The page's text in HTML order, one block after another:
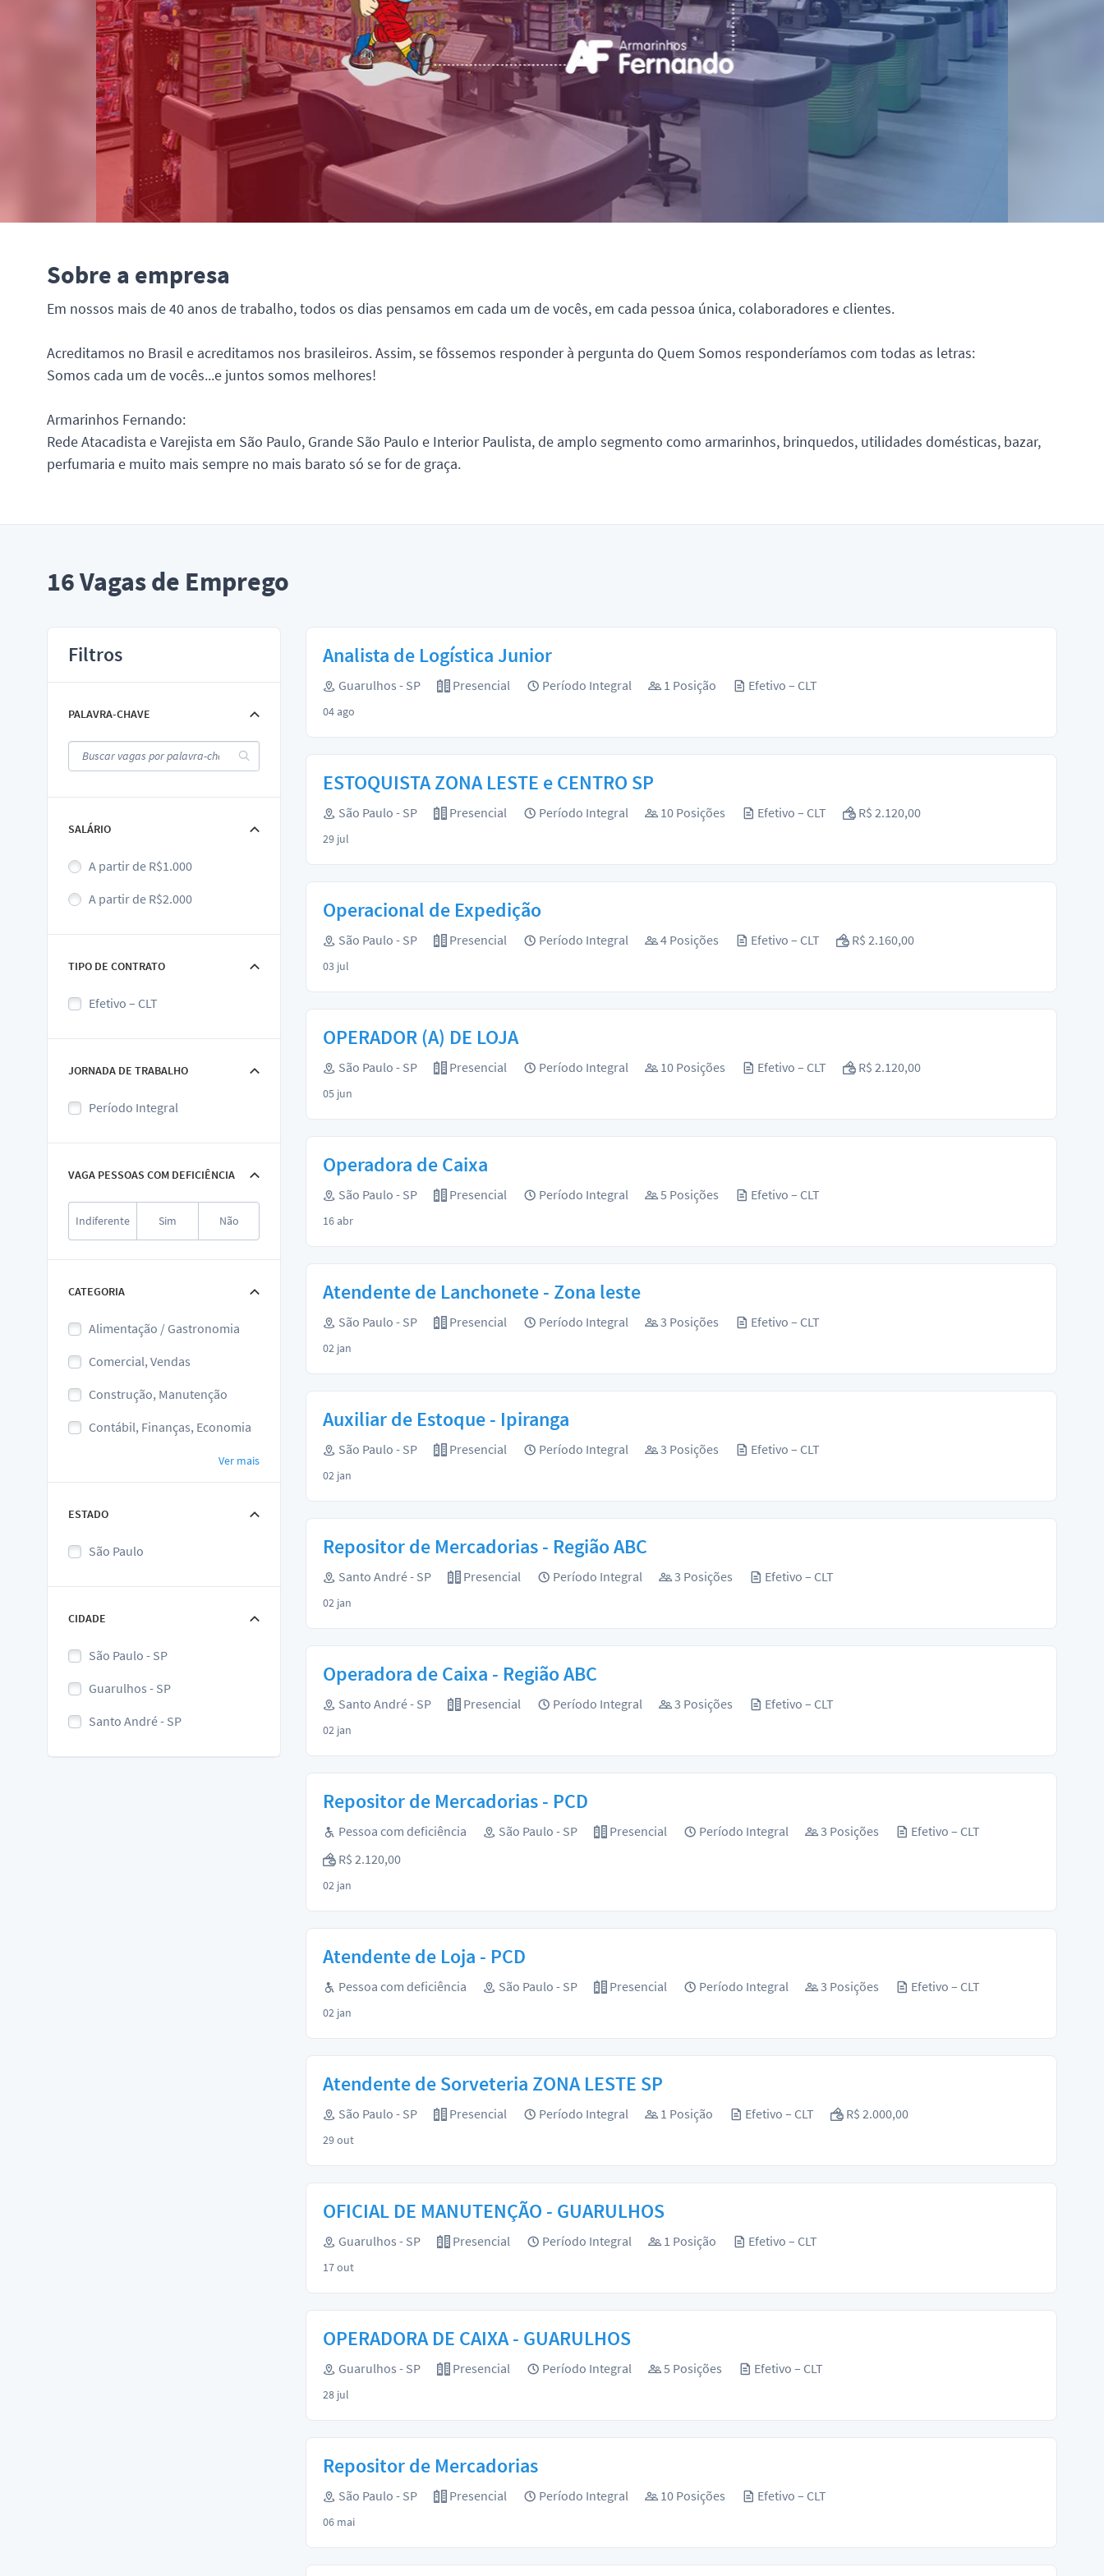
Sobre a empresa
Em nossos mais de 40 anos de trabalho, todos os dias pensamos em cada um de vocês, em cada pessoa única, colaboradores e clientes.
Acreditamos no Brasil e acreditamos nos brasileiros. Assim, se fôssemos responder à pergunta do Quem Somos responderíamos com todas as letras:
Somos cada um de vocês...e juntos somos melhores!
Armarinhos Fernando:
Rede Atacadista e Varejista em São Paulo, Grande São Paulo e Interior Paulista, de amplo segmento como armarinhos, brinquedos, utilidades domésticas, bazar,
perfumaria e muito mais sempre no mais barato só se for de graça.
16Vagas de Emprego
Filtros
PALAVRA-CHAVE
SALÁRIO
A partir de R$1.000
A partir de R$2.000
TIPO DE CONTRATO
Efetivo – CLT
JORNADA DE TRABALHO
Período Integral
VAGA PESSOAS COM DEFICIÊNCIA
Indiferente Sim Não
CATEGORIA
Alimentação / Gastronomia
Comercial, Vendas
Construção, Manutenção
Contábil, Finanças, Economia
Ver mais
ESTADO
São Paulo
CIDADE
São Paulo - SP
Guarulhos - SP
Santo André - SP
Analista de Logística Junior
Guarulhos - SP Presencial Período Integral 1 Posição Efetivo – CLT
04 ago
ESTOQUISTA ZONA LESTE e CENTRO SP
São Paulo - SP Presencial Período Integral 10 Posições Efetivo – CLT R$ 2.120,00
29 jul
Operacional de Expedição
São Paulo - SP Presencial Período Integral 4 Posições Efetivo – CLT R$ 2.160,00
03 jul
OPERADOR (A) DE LOJA
São Paulo - SP Presencial Período Integral 10 Posições Efetivo – CLT R$ 2.120,00
05 jun
Operadora de Caixa
São Paulo - SP Presencial Período Integral 5 Posições Efetivo – CLT
16 abr
Atendente de Lanchonete - Zona leste
São Paulo - SP Presencial Período Integral 3 Posições Efetivo – CLT
02 jan
Auxiliar de Estoque - Ipiranga
São Paulo - SP Presencial Período Integral 3 Posições Efetivo – CLT
02 jan
Repositor de Mercadorias - Região ABC
Santo André - SP Presencial Período Integral 3 Posições Efetivo – CLT
02 jan
Operadora de Caixa - Região ABC
Santo André - SP Presencial Período Integral 3 Posições Efetivo – CLT
02 jan
Repositor de Mercadorias - PCD
Pessoa com deficiência São Paulo - SP Presencial Período Integral 3 Posições
Efetivo – CLT
R$ 2.120,00
02 jan
Atendente de Loja - PCD
Pessoa com deficiência São Paulo - SP Presencial Período Integral 3 Posições Efetivo – CLT
02 jan
Atendente de Sorveteria ZONA LESTE SP
São Paulo - SP Presencial Período Integral 1 Posição Efetivo – CLT R$ 2.000,00
29 out
OFICIAL DE MANUTENÇÃO - GUARULHOS
Guarulhos - SP Presencial Período Integral 1 Posição Efetivo – CLT
17 out
OPERADORA DE CAIXA - GUARULHOS
Guarulhos - SP Presencial Período Integral 5 Posições Efetivo – CLT
28 jul
Repositor de Mercadorias
São Paulo - SP Presencial Período Integral 10 Posições Efetivo – CLT
06 mai